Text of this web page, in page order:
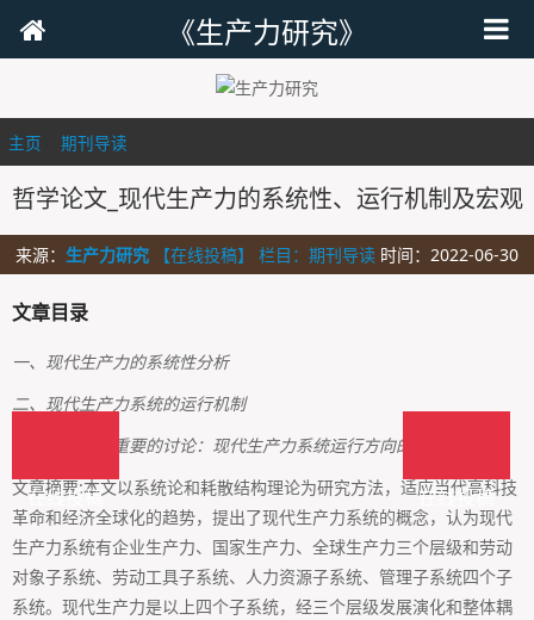
《生产力研究》
主页 期刊导读
哲学论文_现代生产力的系统性、运行机制及宏观
来源： 生产力研究 【在线投稿】 栏目： 期刊导读 时间：2022-06-30
文章目录
一、现代生产力的系统性分析
二、现代生产力系统的运行机制
三、一个极其重要的讨论：现代生产力系统运行方向的宏观调控
文章摘要:本文以系统论和耗散结构理论为研究方法，适应当代高科技
革命和经济全球化的趋势，提出了现代生产力系统的概念，认为现代
生产力系统有企业生产力、国家生产力、全球生产力三个层级和劳动
对象子系统、劳动工具子系统、人力资源子系统、管理子系统四个子
系统。现代生产力是以上四个子系统，经三个层级发展演化和整体耦
在线投稿
在线投稿